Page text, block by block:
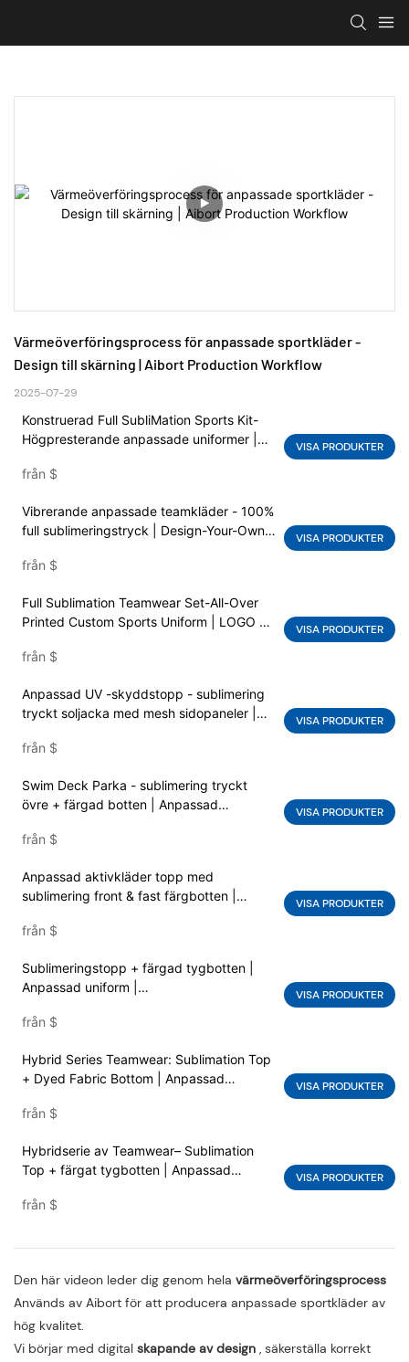
Värmeöverföringsprocess för anpassade sportkläder -
Design till skärning | Aibort Production Workflow
2025-07-29
Konstruerad Full SubliMation Sports Kit-
Högpresterande anpassade uniformer |
Värmesöverföringsfri hållbart tryck
från $
VISA PRODUKTER
Vibrerande anpassade teamkläder - 100%
full sublimeringstryck | Design-Your-Own
& ingen blekning
från $
VISA PRODUKTER
Full Sublimation Teamwear Set-All-Over
Printed Custom Sports Uniform | LOGO &
tillverkare
från $
VISA PRODUKTER
Anpassad UV -skyddstopp - sublimering
tryckt soljacka med mesh sidopaneler |
UPF klädleverantör
från $
VISA PRODUKTER
Swim Deck Parka - sublimering tryckt
övre + färgad botten | Anpassad
utomhusjacka
från $
VISA PRODUKTER
Anpassad aktivkläder topp med
sublimering front & fast färgbotten |
från $
VISA PRODUKTER
Sublimeringstopp + färgad tygbotten |
Anpassad uniform |
torr sublimering tryckt anpassad logotyp
program
från $
VISA PRODUKTER
Hybrid Series Teamwear: Sublimation Top
+ Dyed Fabric Bottom | Anpassad
från $
VISA PRODUKTER
Hybridserie av Teamwear– Sublimation
Top + färgat tygbotten | Anpassad
från $
VISA PRODUKTER
Den här videon leder dig genom hela värmeöverföringsprocess
Används av Aibort för att producera anpassade sportkläder av
hög kvalitet.
Vi börjar med digital skapande av design , säkerställa korrekt